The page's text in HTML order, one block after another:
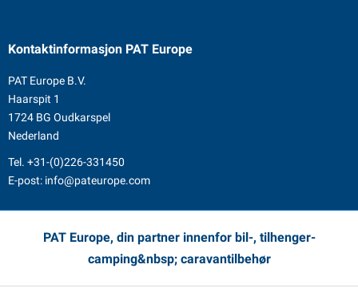
Kontaktinformasjon PAT Europe
PAT Europe B.V.
Haarspit 1
1724 BG Oudkarspel
Nederland
Tel. +31-(0)226-331450
E-post: info@pateurope.com
PAT Europe, din partner innenfor bil-, tilhenger-
camping&nbsp; caravantilbehør